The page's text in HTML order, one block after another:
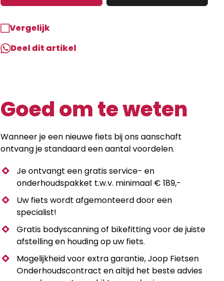
Vergelijk
Deel dit artikel
Goed om te weten
Wanneer je een nieuwe fiets bij ons aanschaft
ontvang je standaard een aantal voordelen.
Je ontvangt een gratis service- en
onderhoudspakket t.w.v. minimaal € 189,-
Uw fiets wordt afgemonteerd door een
specialist!
Gratis bodyscanning of bikefitting voor de juiste
afstelling en houding op uw fiets.
Mogelijkheid voor extra garantie, Joop Fietsen
Onderhoudscontract en altijd het beste advies